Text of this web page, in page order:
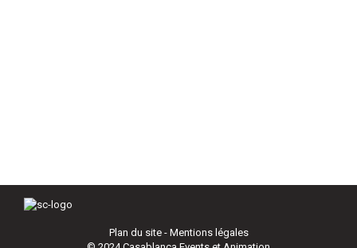
Plan du site - Mentions légales